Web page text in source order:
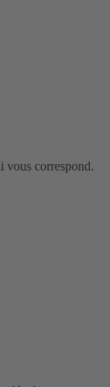
vous correspond.